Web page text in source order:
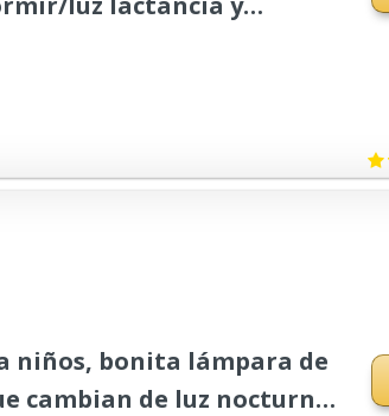
niños, bonita lámpara de
cambian de luz nocturna